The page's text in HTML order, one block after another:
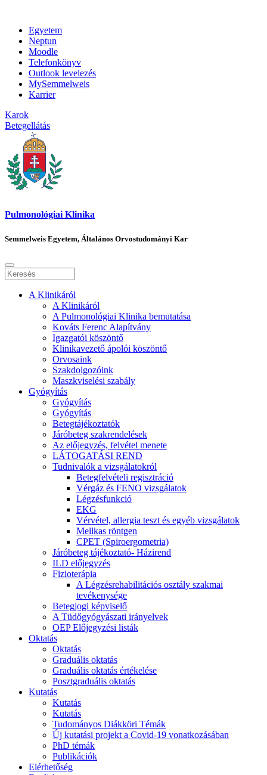
Egyetem
Neptun
Moodle
Telefonkönyv
Outlook levelezés
MySemmelweis
Karrier
Karok
Betegellátás
Pulmonológiai Klinika
Semmelweis Egyetem, Általános Orvostudományi Kar
A Klinikáról
A Klinikáról
A Pulmonológiai Klinika bemutatása
Kováts Ferenc Alapítvány
Igazgatói köszöntő
Klinikavezető ápolói köszöntő
Orvosaink
Szakdolgozóink
Maszkviselési szabály
Gyógyítás
Gyógyítás
Gyógyítás
Betegtájékoztatók
Járóbeteg szakrendelések
Az előjegyzés, felvétel menete
LÁTOGATÁSI REND
Tudnivalók a vizsgálatokról
Betegfelvételi regisztráció
Vérgáz és FENO vizsgálatok
Légzésfunkció
EKG
Vérvétel, allergia teszt és egyéb vizsgálatok
Mellkas röntgen
CPET (Spiroergometria)
Járóbeteg tájékoztató- Házirend
ILD előjegyzés
Fizioterápia
A Légzésrehabilitációs osztály szakmai
tevékenysége
Betegjogi képviselő
A Tüdőgyógyászati irányelvek
OEP Előjegyzési listák
Oktatás
Oktatás
Graduális oktatás
Graduális oktatás értékelése
Posztgraduális oktatás
Kutatás
Kutatás
Kutatás
Tudományos Diákköri Témák
Új kutatási projekt a Covid-19 vonatkozásában
PhD témák
Publikációk
Elérhetőség